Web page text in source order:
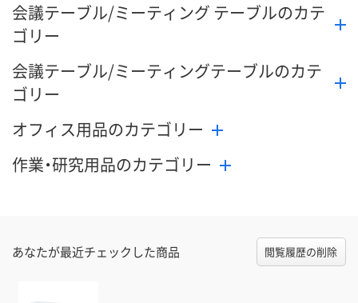
会議テーブル/ミーティング テーブルのカテ
ゴリー
会議テーブル/ミーティングテーブルのカテ
ゴリー
オフィス用品のカテゴリー
作業・研究用品のカテゴリー
あなたが最近チェックした商品 閲覧履歴の削除